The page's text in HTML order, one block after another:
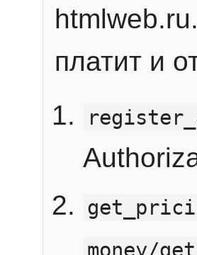
htmlweb.ru.
платит и